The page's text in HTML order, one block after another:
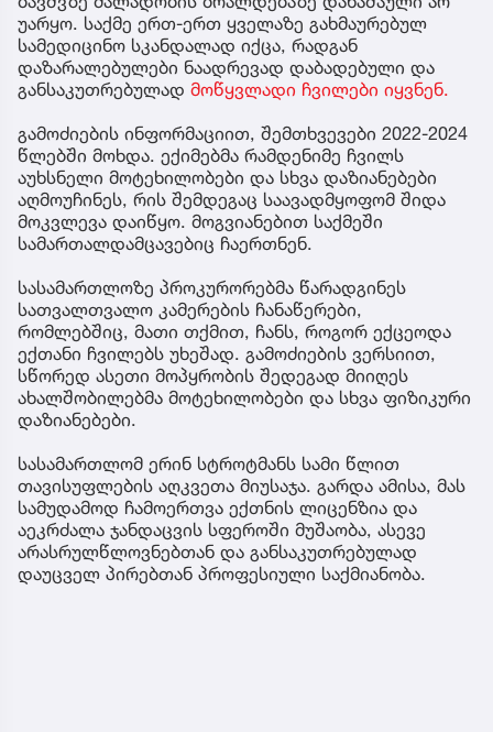
უარყო. საქმე ერთ-ერთ ყველაზე გახმაურებულ
სამედიცინო სკანდალად იქცა, რადგან
დაზარალებულები ნაადრევად დაბადებული და
განსაკუთრებულად მოწყვლადი ჩვილები იყვნენ.
გამოძიების ინფორმაციით, შემთხვევები 2022-2024
წლებში მოხდა. ექიმებმა რამდენიმე ჩვილს
აუხსნელი მოტეხილობები და სხვა დაზიანებები
აღმოუჩინეს, რის შემდეგაც საავადმყოფომ შიდა
მოკვლევა დაიწყო. მოგვიანებით საქმეში
სამართალდამცავებიც ჩაერთნენ.
სასამართლოზე პროკურორებმა წარადგინეს
სათვალთვალო კამერების ჩანაწერები,
რომლებშიც, მათი თქმით, ჩანს, როგორ ექცეოდა
ექთანი ჩვილებს უხეშად. გამოძიების ვერსიით,
სწორედ ასეთი მოპყრობის შედეგად მიიღეს
ახალშობილებმა მოტეხილობები და სხვა ფიზიკური
დაზიანებები.
სასამართლომ ერინ სტროტმანს სამი წლით
თავისუფლების აღკვეთა მიუსაჯა. გარდა ამისა, მას
სამუდამოდ ჩამოერთვა ექთნის ლიცენზია და
აეკრძალა ჯანდაცვის სფეროში მუშაობა, ასევე
არასრულწლოვნებთან და განსაკუთრებულად
დაუცველ პირებთან პროფესიული საქმიანობა.